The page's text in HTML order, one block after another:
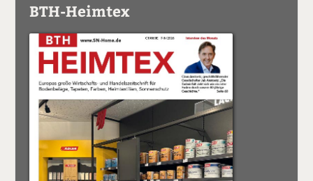
BTH-Heimtex